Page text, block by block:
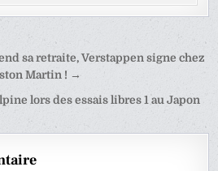
sa retraite, Verstappen signe chez
Martin ! →
lors des essais libres 1 au Japon